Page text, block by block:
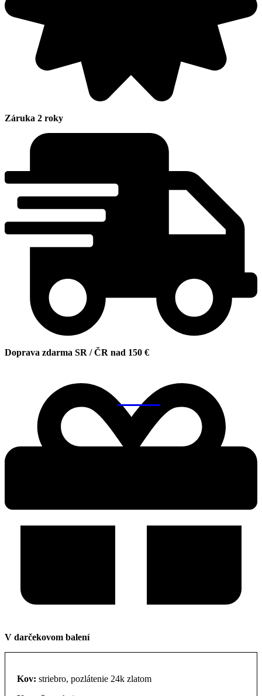
Záruka 2 roky
Doprava zdarma SR / ČR nad 150 €
V darčekovom balení
Kov: striebro, pozlátenie 24k zlatom